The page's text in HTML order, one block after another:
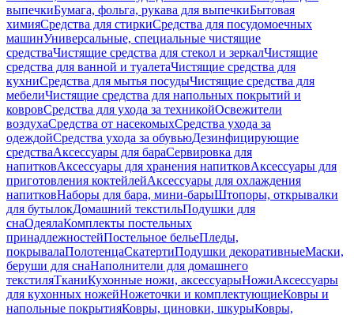
выпечкиБумага, фольга, рукава для выпечкиБытовая
химияСредства для стиркиСредства для посудомоечных
машинУниверсальные, специальные чистящие
средстваЧистящие средства для стекол и зеркалЧистящие
средства для ванной и туалетаЧистящие средства для
кухниСредства для мытья посудыЧистящие средства для
мебелиЧистящие средства для напольных покрытий и
ковровСредства для ухода за техникойОсвежители
воздухаСредства от насекомыхСредства ухода за
одеждойСредства ухода за обувьюДезинфицирующие
средстваАксессуары для бараСервировка для
напитковАксессуары для хранения напитковАксессуары для
приготовления коктейлейАксессуары для охлаждения
напитковНаборы для бара, мини-барыШтопоры, открывалки
для бутылокДомашний текстильПодушки для
снаОдеялаКомплекты постельных
принадлежностейПостельное бельеПледы,
покрывалаПолотенцаСкатертиПодушки декоративныеМаски,
беруши для снаНаполнители для домашнего
текстиляТканиКухонные ножи, аксессуарыНожиАксессуары
для кухонных ножейНожеточки и комплектующиеКовры и
напольные покрытияКовры, циновки, шкурыКовры,